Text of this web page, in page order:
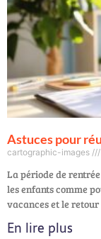
Astuces pour
cartographic-images
La période de
les enfants comme
vacances et le
En lire plus